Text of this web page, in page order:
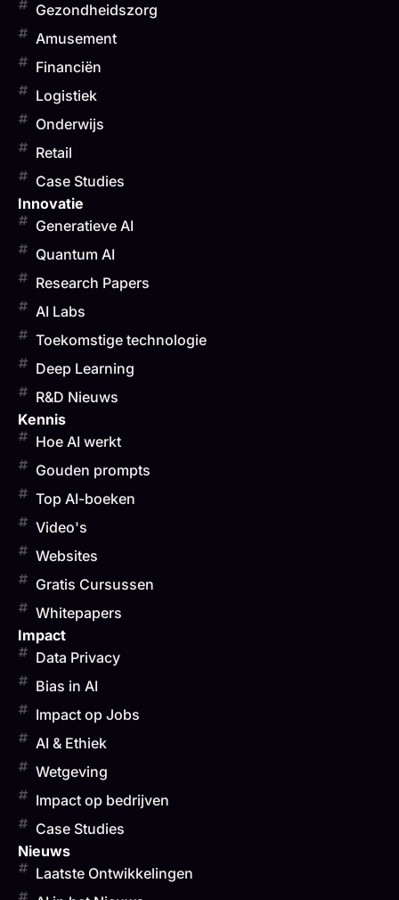
Gezondheidszorg
Amusement
Financiën
Logistiek
Onderwijs
Retail
Case Studies
Innovatie
Generatieve AI
Quantum AI
Research Papers
AI Labs
Toekomstige technologie
Deep Learning
R&D Nieuws
Kennis
Hoe AI werkt
Gouden prompts
Top AI-boeken
Video's
Websites
Gratis Cursussen
Whitepapers
Impact
Data Privacy
Bias in AI
Impact op Jobs
AI & Ethiek
Wetgeving
Impact op bedrijven
Case Studies
Nieuws
Laatste Ontwikkelingen